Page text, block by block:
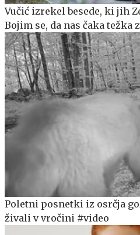
Vučić izrekel besede, ki jih
Bojim se, da nas čaka težka
Poletni posnetki iz osrčja
živali v vročini #video